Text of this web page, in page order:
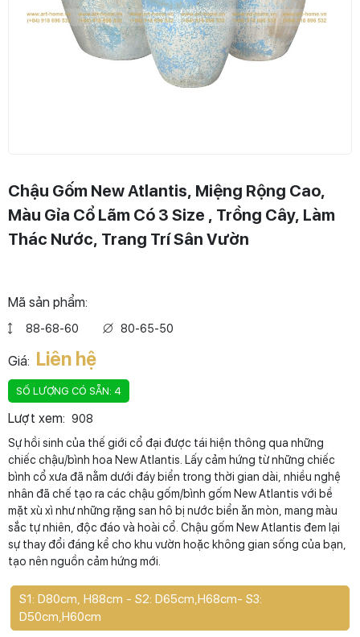
Chậu Gốm New Atlantis, Miệng Rộng Cao,
Màu Gỉa Cổ Lãm Có 3 Size , Trồng Cây, Làm
Thác Nước, Trang Trí Sân Vườn
Mã sản phẩm:
88-68-60 80-65-50
Giá: Liên hệ
SỐ LƯỢNG CÓ SẴN: 4
Lượt xem: 908
Sự hồi sinh của thế giới cổ đại được tái hiện thông qua những
chiếc chậu/bình hoa New Atlantis. Lấy cảm hứng từ những chiếc
bình cổ xưa đã nằm dưới đáy biển trong thời gian dài, nhiều nghệ
nhân đã chế tạo ra các chậu gốm/bình gốm New Atlantis với bề
mặt xù xì như những rặng san hô bị nước biển ăn mòn, mang màu
sắc tự nhiên, độc đáo và hoài cổ. Chậu gốm New Atlantis đem lại
sự thay đổi đáng kể cho khu vườn hoặc không gian sống của bạn,
tạo nên nguồn cảm hứng mới.
S1: D80cm, H88cm - S2: D65cm,H68cm- S3:
D50cm,H60cm